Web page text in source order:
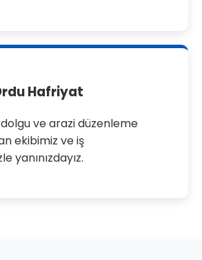
Hafriyat
ve arazi düzenleme
ekibimiz ve iş
yanınızdayız.